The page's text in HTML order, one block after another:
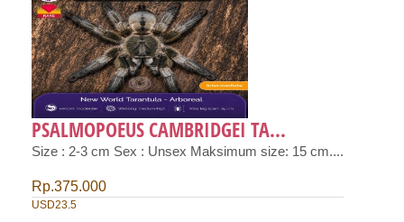
PSALMOPOEUS CAMBRIDGEI TA...
Size : 2-3 cm Sex : Unsex Maksimum size: 15 cm....
Rp.375.000
USD23.5